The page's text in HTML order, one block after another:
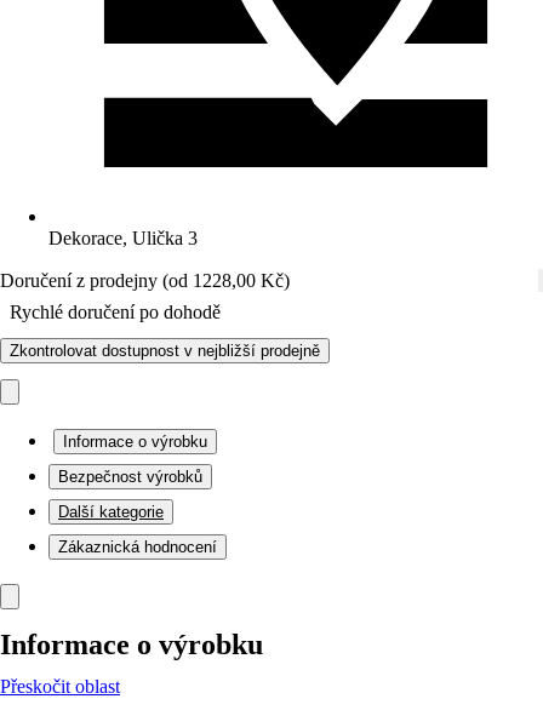
Dekorace, Ulička 3
Doručení z prodejny (od 1228,00 Kč)
Rychlé doručení po dohodě
Zkontrolovat dostupnost v nejbližší prodejně
Informace o výrobku
Bezpečnost výrobků
Další kategorie
Zákaznická hodnocení
Informace o výrobku
Přeskočit oblast